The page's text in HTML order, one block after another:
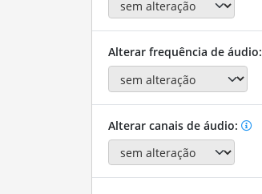
Alterar frequência de áudio:
Alterar canais de áudio: